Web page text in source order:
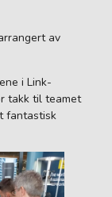
av
i Link-
takk til teamet
fantastisk